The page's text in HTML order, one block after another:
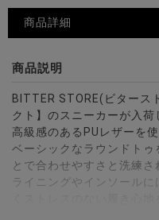
商品詳細
商品説明
BITTER STORE(ビター
クト】のスニーカーが入荷
高級感のあるPUレザーを
ベーシックなラウンドトゥ
とで合わせやすさと洗練さ
ライニングやインソール